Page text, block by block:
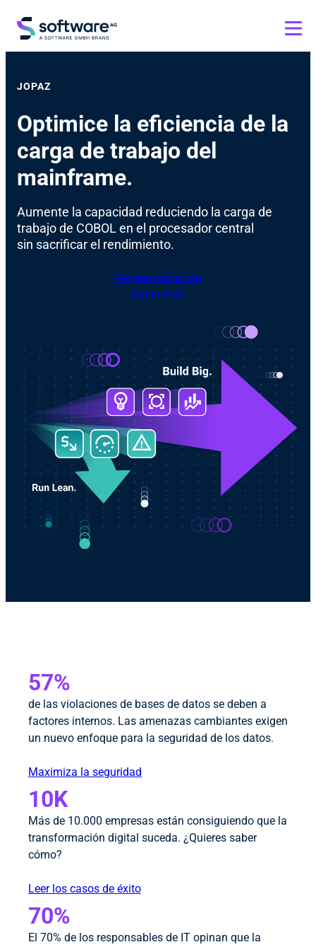
JOPAZ
Optimice la eficiencia de la
carga de trabajo del
mainframe.
Aumente la capacidad reduciendo la carga de
trabajo de COBOL en el procesador central
sin sacrificar el rendimiento.
Ver demostración
Saber más
57%
de las violaciones de bases de datos se deben a
factores internos. Las amenazas cambiantes exigen
un nuevo enfoque para la seguridad de los datos.
Maximiza la seguridad
10K
Más de 10.000 empresas están consiguiendo que la
transformación digital suceda. ¿Quieres saber
cómo?
Leer los casos de éxito
70%
El 70% de los responsables de IT opinan que la